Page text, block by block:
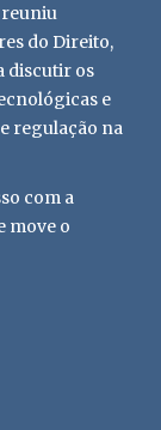
reuniu
do Direito,
discutir os
e
regulação na
com a
move o